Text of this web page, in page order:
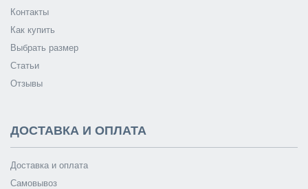
Контакты
Как купить
Выбрать размер
Статьи
Отзывы
ДОСТАВКА И ОПЛАТА
Доставка и оплата
Самовывоз